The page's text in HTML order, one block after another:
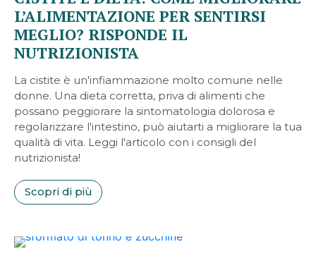
L’ALIMENTAZIONE PER SENTIRSI
MEGLIO? RISPONDE IL
NUTRIZIONISTA
La cistite è un'infiammazione molto comune nelle
donne. Una dieta corretta, priva di alimenti che
possano peggiorare la sintomatologia dolorosa e
regolarizzare l'intestino, può aiutarti a migliorare la tua
qualità di vita. Leggi l'articolo con i consigli del
nutrizionista!
Scopri di più